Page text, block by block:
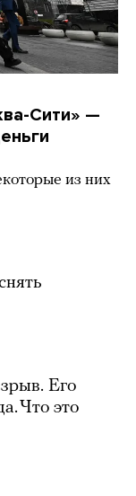
Сити» —
из них
Его
Что это